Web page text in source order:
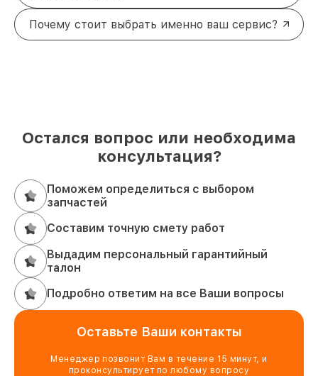
Почему стоит выбрать именно ваш сервис?
Остался вопрос или необходима
консультация?
Поможем определиться с выбором
запчастей
Составим точную смету работ
Выдадим персональный гарантийный
талон
Подробно ответим на все Ваши вопросы
Оставьте Ваши контакты
Менеджер позвонит Вам в течение 15 минут, и
проконсультирует по любому вопросу